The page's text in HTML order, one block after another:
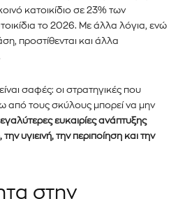
κατοικίδιο σε 23% των
το 2026. Με άλλα λόγια, ενώ
προστίθενται και άλλα
σαφές: οι στρατηγικές που
από τους σκύλους μπορεί να μην
ευκαιρίες ανάπτυξης
υγιεινή, την περιποίηση και την
στην